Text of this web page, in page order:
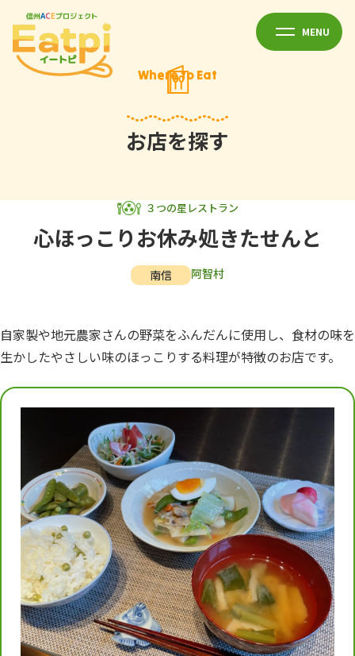
Where to Eat
お店を探す
３つの星レストラン
心ほっこりお休み処きたせんと
南信 阿智村
自家製や地元農家さんの野菜をふんだんに使用し、食材の味を
生かしたやさしい味のほっこりする料理が特徴のお店です。
MENU